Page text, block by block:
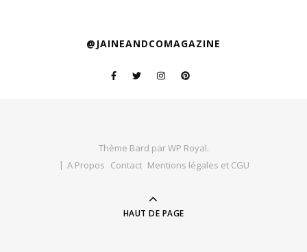
@JAINEANDCOMAGAZINE
Thème Bard parWP Royal.
A Propos Contact Mentions légales et CGU
HAUT DE PAGE